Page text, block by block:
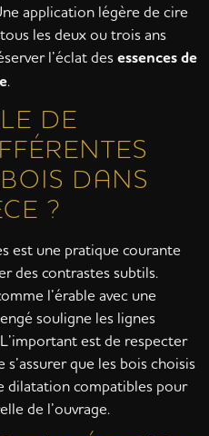
application légère de cire
les deux ou trois ans
l’éclat desessences de
.
DE
DANS
?
est une pratique courante
des contrastes subtils.
l’érable avec une
souligne les lignes
est de respecter
s’assurer que les bois choisis
dilatation compatibles pour
de l’ouvrage.